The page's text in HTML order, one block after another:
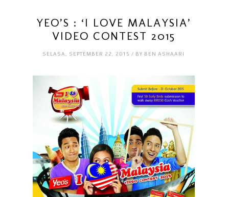
YEO’S : ‘I LOVE MALAYSIA’
VIDEO CONTEST 2015
SELASA, SEPTEMBER 22, 2015 / BY BEN ASHAARI